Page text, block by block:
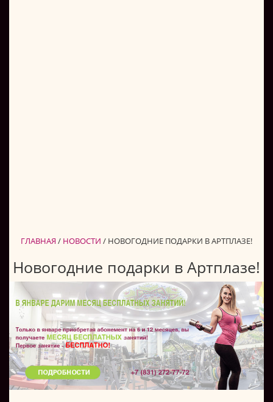
ГЛАВНАЯ / НОВОСТИ / НОВОГОДНИЕ ПОДАРКИ В АРТПЛАЗЕ!
Новогодние подарки в Артплазе!